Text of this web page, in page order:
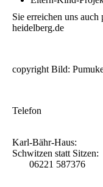
Sie erreichen uns
heidelberg.de
copyright Bild:
Karl-Bähr-Haus:
Schwitzen statt
06221 587376